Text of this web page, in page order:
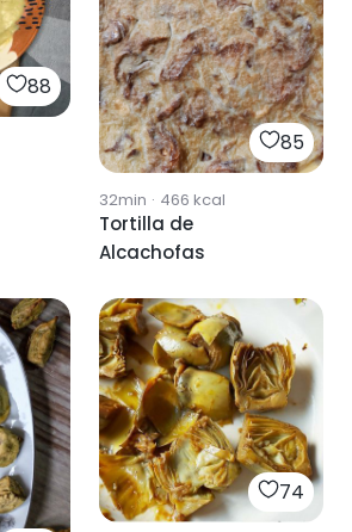
88
85
32min · 466 kcal
Tortilla de
Alcachofas
74